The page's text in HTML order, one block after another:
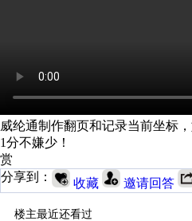
威纶通制作翻页和记录当前坐标
1分不嫌少！
赏
分享到：
收藏 邀请回答
楼主最近还看过